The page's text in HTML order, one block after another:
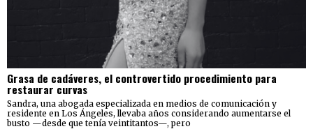
Grasa de cadáveres, el controvertido procedimiento para
restaurar curvas
Sandra, una abogada especializada en medios de comunicación y
residente en Los Ángeles, llevaba años considerando aumentarse el
busto —desde que tenía veintitantos—, pero